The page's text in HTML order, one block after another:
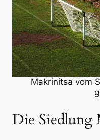
Makrinitsa vom
Die Siedlung